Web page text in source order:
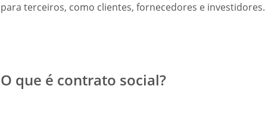
para terceiros, como clientes, fornecedores e investidores.
O que é contrato social?